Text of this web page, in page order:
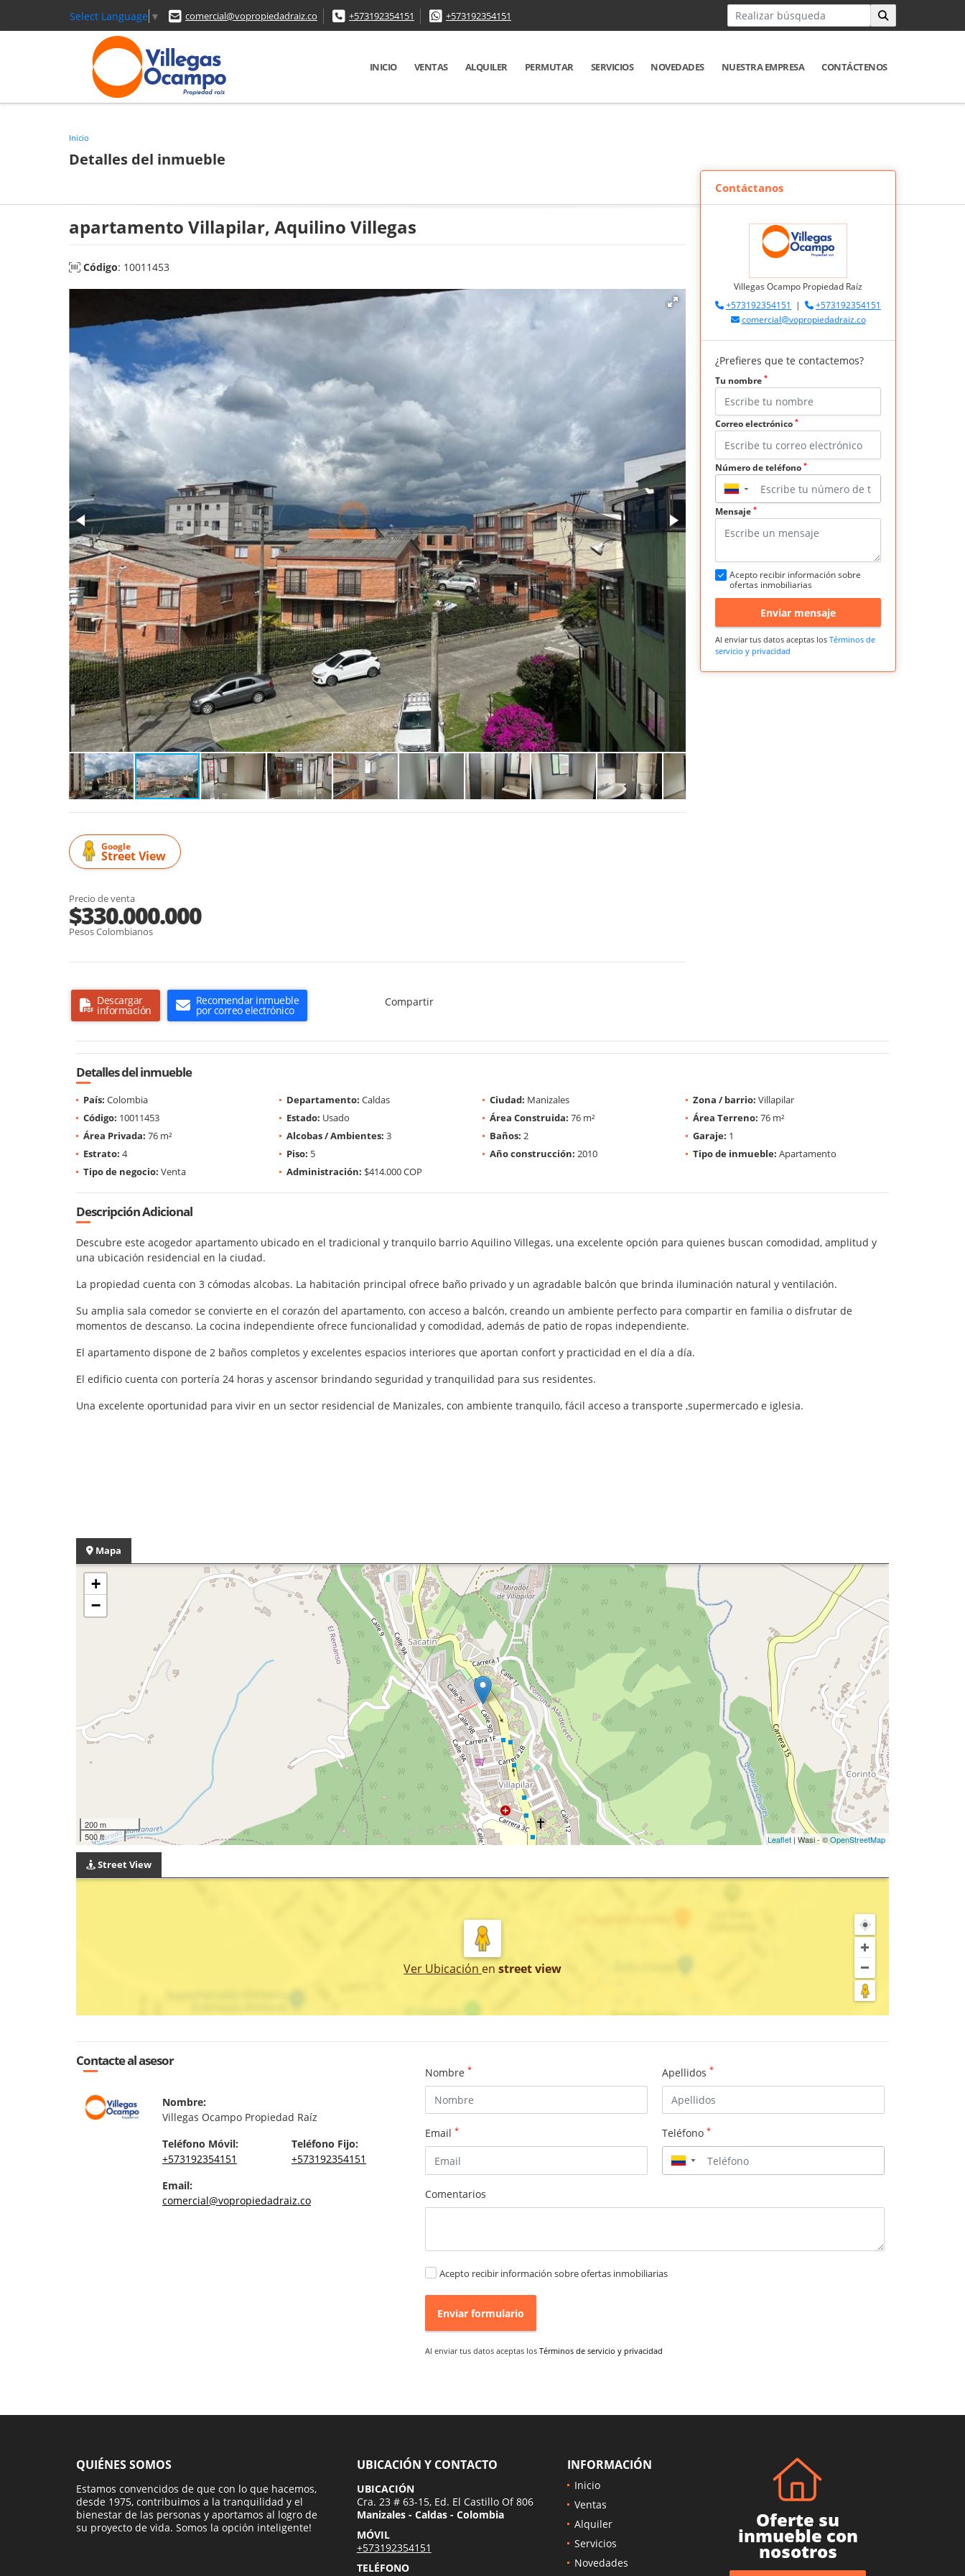
Select Language ▼ comercial@vopropiedadraiz.co +573192354151 +573192354151
INICIO VENTAS ALQUILER PERMUTAR SERVICIOS NOVEDADES NUESTRA EMPRESA CONTÁCTENOS
Inicio
Detalles del inmueble
apartamento Villapilar, Aquilino Villegas
Código: 10011453
Google
Street View
Precio de venta
$330.000.000
Pesos Colombianos
Descargar
información
Recomendar inmueble
por correo electrónico
Compartir
Contáctanos
Villegas Ocampo Propiedad Raíz
+573192354151
|
+573192354151
comercial@vopropiedadraiz.co
¿Prefieres que te contactemos?
Tu nombre *
Correo electrónico *
Número de teléfono *
▼
Mensaje *
Acepto recibir información sobre
ofertas inmobiliarias
Enviar mensaje
Al enviar tus datos aceptas los Términos de
servicio y privacidad
Detalles del inmueble
País: Colombia Departamento: Caldas Ciudad: Manizales Zona / barrio: Villapilar
Código: 10011453 Estado: Usado Área Construida: 76 m² Área Terreno: 76 m²
Área Privada: 76 m² Alcobas / Ambientes: 3 Baños: 2 Garaje: 1
Estrato: 4 Piso: 5 Año construcción: 2010 Tipo de inmueble: Apartamento
Tipo de negocio: Venta Administración: $414.000 COP
Descripción Adicional
Descubre este acogedor apartamento ubicado en el tradicional y tranquilo barrio Aquilino Villegas, una excelente opción para quienes buscan comodidad, amplitud y
una ubicación residencial en la ciudad.
La propiedad cuenta con 3 cómodas alcobas. La habitación principal ofrece baño privado y un agradable balcón que brinda iluminación natural y ventilación.
Su amplia sala comedor se convierte en el corazón del apartamento, con acceso a balcón, creando un ambiente perfecto para compartir en familia o disfrutar de
momentos de descanso. La cocina independiente ofrece funcionalidad y comodidad, además de patio de ropas independiente.
El apartamento dispone de 2 baños completos y excelentes espacios interiores que aportan confort y practicidad en el día a día.
El edificio cuenta con portería 24 horas y ascensor brindando seguridad y tranquilidad para sus residentes.
Una excelente oportunidad para vivir en un sector residencial de Manizales, con ambiente tranquilo, fácil acceso a transporte ,supermercado e iglesia.
Mapa
+
−
200 m
500 ft
Leaflet | Wasi - ©OpenStreetMap
Street View
Ver Ubicación en street view
Contacte al asesor
Nombre:
Villegas Ocampo Propiedad Raíz
Teléfono Móvil:
+573192354151
Teléfono Fijo:
+573192354151
Email:
comercial@vopropiedadraiz.co
Nombre * Apellidos *
Email * Teléfono *
▼
Comentarios
Acepto recibir información sobre ofertas inmobiliarias
Enviar formulario
Al enviar tus datos aceptas los Términos de servicio y privacidad
QUIÉNES SOMOS
Estamos convencidos de que con lo que hacemos,
desde 1975, contribuimos a la tranquilidad y el
bienestar de las personas y aportamos al logro de
su proyecto de vida. Somos la opción inteligente!
UBICACIÓN Y CONTACTO
UBICACIÓN
Cra. 23 # 63-15, Ed. El Castillo Of 806
Manizales - Caldas - Colombia
MÓVIL
+573192354151
TELÉFONO
INFORMACIÓN
Inicio
Ventas
Alquiler
Servicios
Novedades
Oferte su
inmueble con
nosotros